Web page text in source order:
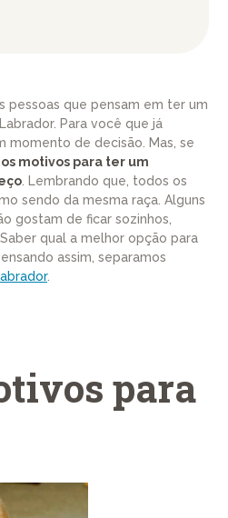
pessoas que pensam em ter um
Para você que já
momento de decisão. Mas, se
motivos para ter um
. Lembrando que, todos os
sendo da mesma raça. Alguns
gostam de ficar sozinhos,
qual a melhor opção para
assim, separamos
.
para